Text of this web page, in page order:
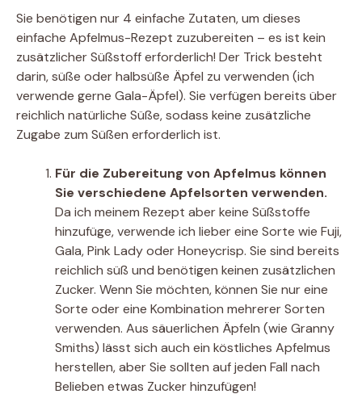
Sie benötigen nur 4 einfache Zutaten, um dieses
einfache Apfelmus-Rezept zuzubereiten – es ist kein
zusätzlicher Süßstoff erforderlich! Der Trick besteht
darin, süße oder halbsüße Äpfel zu verwenden (ich
verwende gerne Gala-Äpfel). Sie verfügen bereits über
reichlich natürliche Süße, sodass keine zusätzliche
Zugabe zum Süßen erforderlich ist.
Für die Zubereitung von Apfelmus können
Sie verschiedene Apfelsorten verwenden.
Da ich meinem Rezept aber keine Süßstoffe
hinzufüge, verwende ich lieber eine Sorte wie Fuji,
Gala, Pink Lady oder Honeycrisp. Sie sind bereits
reichlich süß und benötigen keinen zusätzlichen
Zucker. Wenn Sie möchten, können Sie nur eine
Sorte oder eine Kombination mehrerer Sorten
verwenden. Aus säuerlichen Äpfeln (wie Granny
Smiths) lässt sich auch ein köstliches Apfelmus
herstellen, aber Sie sollten auf jeden Fall nach
Belieben etwas Zucker hinzufügen!